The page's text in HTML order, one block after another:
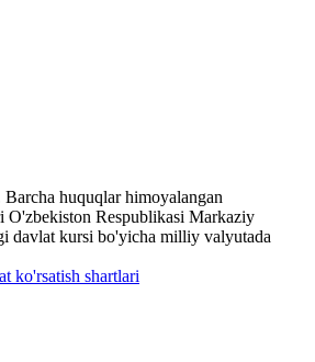
Barcha huquqlar himoyalangan
O'zbekiston Respublikasi Markaziy
davlat kursi bo'yicha milliy valyutada
ko'rsatish shartlari